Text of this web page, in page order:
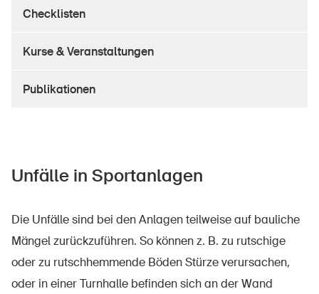
Kontakt & Beratung
Checklisten
Kurse & Veranstaltungen
Publikationen
Unfälle in Sportanlagen
Die Unfälle sind bei den Anlagen teilweise auf bauliche
Mängel zurückzuführen. So können z. B. zu rutschige
oder zu rutschhemmende Böden Stürze verursachen,
oder in einer Turnhalle befinden sich an der Wand